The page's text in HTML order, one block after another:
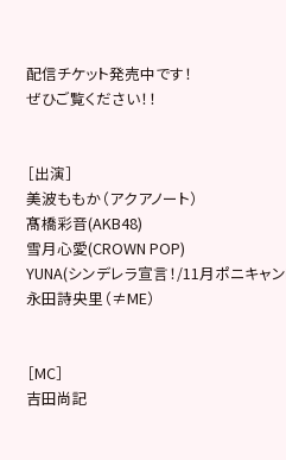
配信チケット発売中です！
ぜひご覧ください！！
［出演］
美波ももか（アクアノート）
髙橋彩音(AKB48)
雪月心愛(CROWN POP)
YUNA(シンデレラ宣言！/11月ポニキャ
永田詩央里（≠ME）
［MC］
吉田尚記